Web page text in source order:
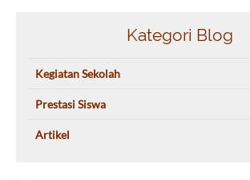
Kategori Blog
Kegiatan Sekolah
Prestasi Siswa
Artikel